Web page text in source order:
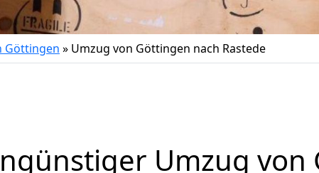
Göttingen » Umzug von Göttingen nach Rastede
Umzug von